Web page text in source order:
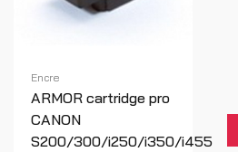
Encre
ARMOR cartridge pro
CANON
S200/300/i250/i350/i455